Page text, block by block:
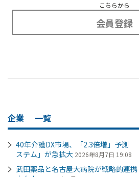
こちらから
会員登録
企業 一覧
40年介護DX市場、「2.3倍増」予
ステム」が急拡大 2026年8月7日 19:08
武田薬品と名古屋大病院が戦略的